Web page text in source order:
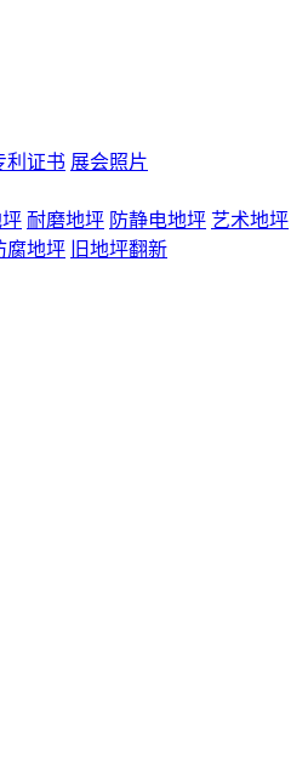
利证书 展会照片
耐磨地坪 防静电地坪 艺术地坪
腐地坪 旧地坪翻新